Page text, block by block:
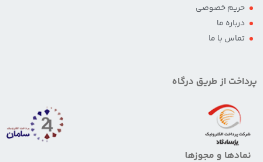
حریم خصوصی
درباره ما
تماس با ما
پرداخت از طریق درگاه
نمادها و مجوزها